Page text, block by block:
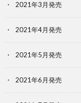
2021年3月発売
2021年4月発売
2021年5月発売
2021年6月発売